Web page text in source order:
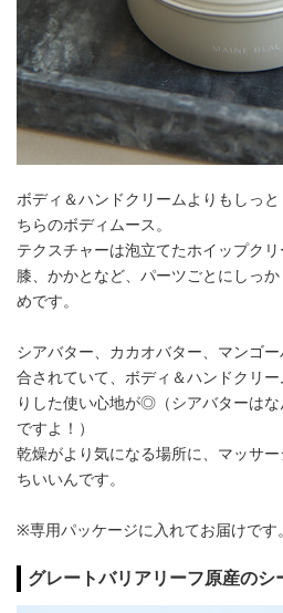
ボディ＆ハンドクリームよりもしっ
ちらのボディムース。
テクスチャーは泡立てたホイップク
膝、かかとなど、パーツごとにしっ
めです。
シアバター、カカオバター、マンゴ
合されていて、ボディ＆ハンドクリ
りした使い心地が◎（シアバターは
ですよ！）
乾燥がより気になる場所に、マッサ
ちいいんです。
※専用パッケージに入れてお届けです。
グレートバリアリーフ原産のシ